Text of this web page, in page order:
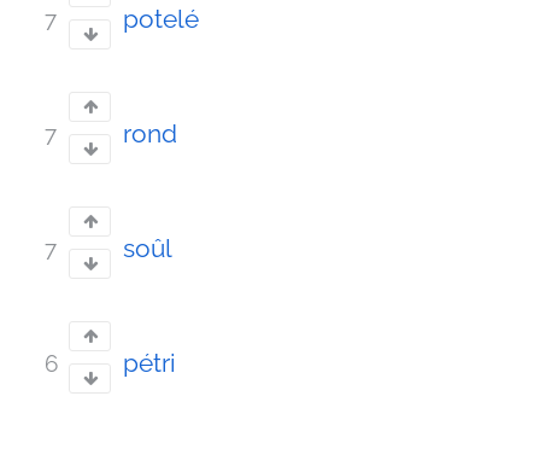
7 potelé
7 rond
7 soûl
6 pétri